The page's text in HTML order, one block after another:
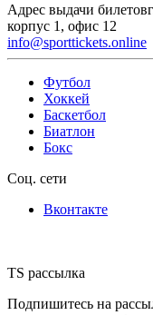
Адрес выдачи билетов
корпус 1, офис 12
info@sporttickets.online
Футбол
Хоккей
Баскетбол
Биатлон
Бокс
Соц. сети
Вконтакте
TS рассылка
Подпишитесь на